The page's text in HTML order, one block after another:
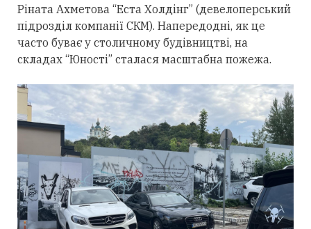
Ріната Ахметова “Еста Холдінг” (девелоперський
підрозділ компанії СКМ). Напередодні, як це
часто буває у столичному будівництві, на
складах “Юності” сталася масштабна пожежа.